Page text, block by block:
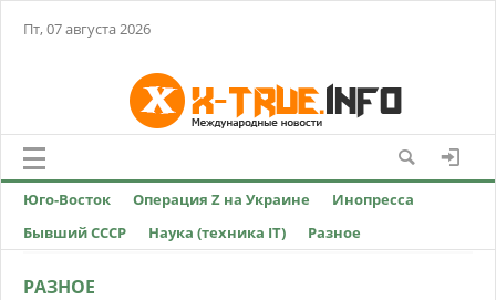
Пт, 07 августа 2026
Юго-Восток Операция Z на Украине
Инопресса
Бывший СССР
Наука (техника IT) Разное
РАЗНОЕ